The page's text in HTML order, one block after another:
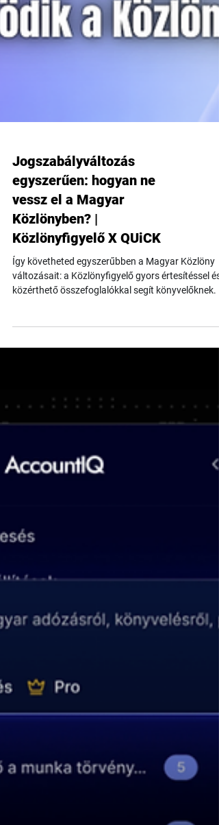
Jogszabályváltozás
egyszerűen: hogyan ne
vessz el a Magyar
Közlönyben? |
Közlönyfigyelő X QUiCK
Így követheted egyszerűbben a Magyar Közlöny